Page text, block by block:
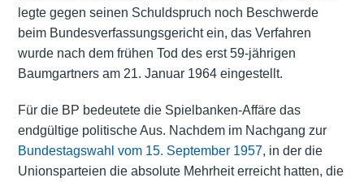
legte gegen seinen Schuldspruch noch Beschwerde
beim Bundesverfassungsgericht ein, das Verfahren
wurde nach dem frühen Tod des erst 59-jährigen
Baumgartners am 21. Januar 1964 eingestellt.
Für die BP bedeutete die Spielbanken-Affäre das
endgültige politische Aus. Nachdem im Nachgang zur
Bundestagswahl vom 15. September 1957, in der die
Unionsparteien die absolute Mehrheit erreicht hatten, die